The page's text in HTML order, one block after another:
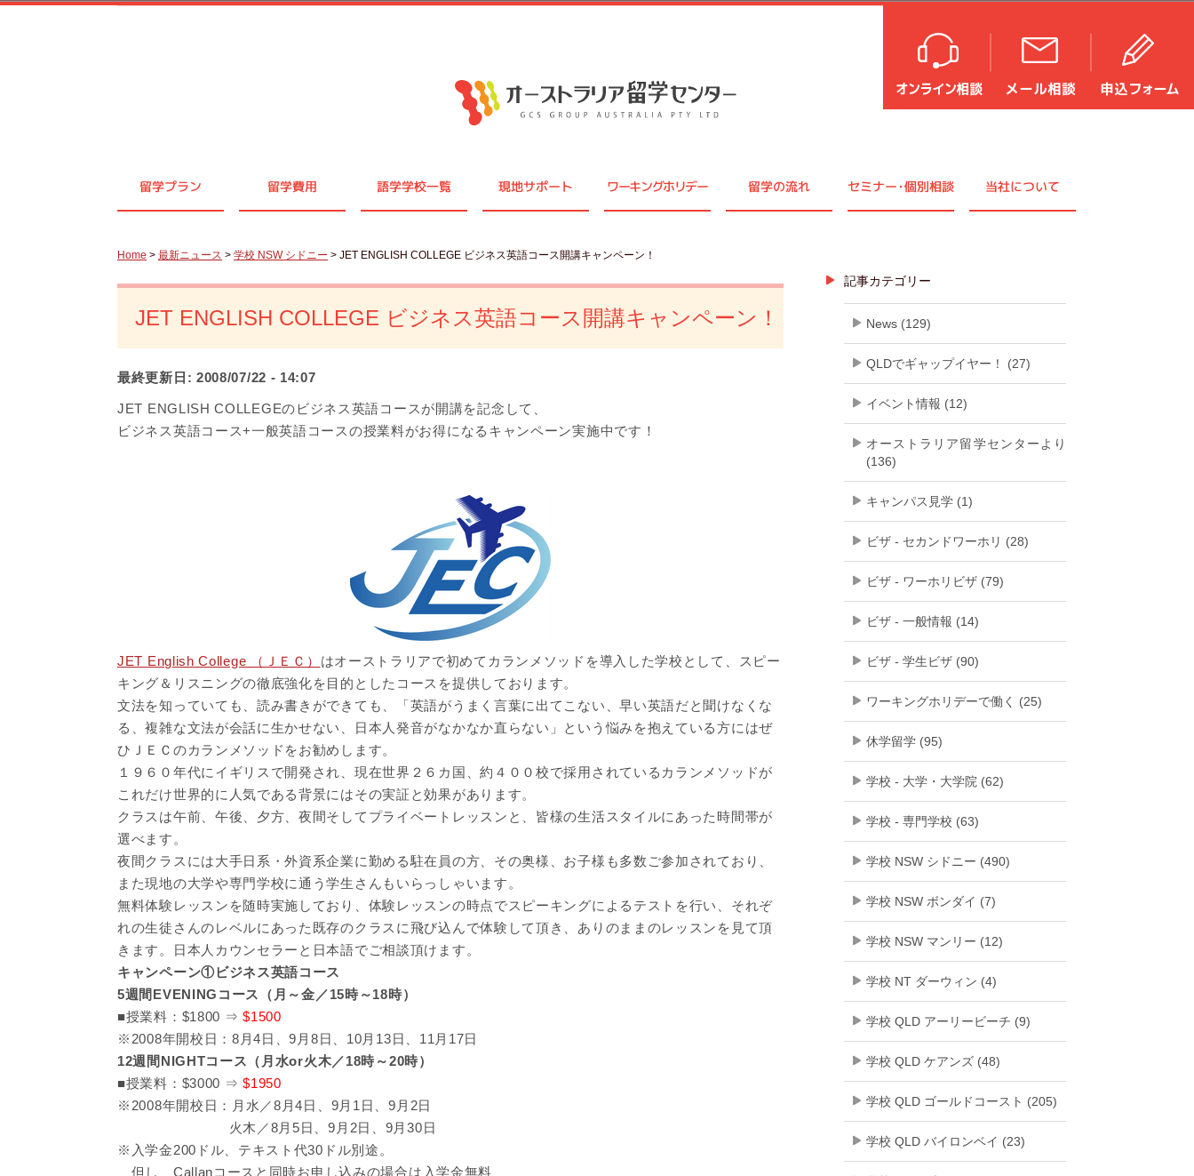
留学プラン 留学費用 語学学校一覧 現地サポート ワーキングホリデー 留学の流れ セミナー・個別相談 当社について
Home > 最新ニュース > 学校 NSW シドニー > JET ENGLISH COLLEGE ビジネス英語コース開講キャンペーン！
JET ENGLISH COLLEGE ビジネス英語コース開講キャンペーン！
最終更新日: 2008/07/22 - 14:07
JET ENGLISH COLLEGEのビジネス英語コースが開講を記念して、
ビジネス英語コース+一般英語コースの授業料がお得になるキャンペーン実施中です！
JET English College （ＪＥＣ） はオーストラリアで初めてカランメソッドを導入した学校として、スピー
キング＆リスニングの徹底強化を目的としたコースを提供しております。
文法を知っていても、読み書きができても、「英語がうまく言葉に出てこない、早い英語だと聞けなくな
る、複雑な文法が会話に生かせない、日本人発音がなかなか直らない」という悩みを抱えている方にはぜ
ひＪＥＣのカランメソッドをお勧めします。
１９６０年代にイギリスで開発され、現在世界２６カ国、約４００校で採用されているカランメソッドが
これだけ世界的に人気である背景にはその実証と効果があります。
クラスは午前、午後、夕方、夜間そしてプライベートレッスンと、皆様の生活スタイルにあった時間帯が
選べます。
夜間クラスには大手日系・外資系企業に勤める駐在員の方、その奥様、お子様も多数ご参加されており、
また現地の大学や専門学校に通う学生さんもいらっしゃいます。
無料体験レッスンを随時実施しており、体験レッスンの時点でスピーキングによるテストを行い、それぞ
れの生徒さんのレベルにあった既存のクラスに飛び込んで体験して頂き、ありのままのレッスンを見て頂
きます。日本人カウンセラーと日本語でご相談頂けます。
キャンペーン①ビジネス英語コース
5週間EVENINGコース（月～金／15時～18時）
■授業料：$1800 ⇒$1500
※2008年開校日：8月4日、9月8日、10月13日、11月17日
12週間NIGHTコース（月水or火木／18時～20時）
■授業料：$3000 ⇒$1950
※2008年開校日：月水／8月4日、9月1日、9月2日
火木／8月5日、9月2日、9月30日
※入学金200ドル、テキスト代30ドル別途。
但し、Callanコースと同時お申し込みの場合は入学金無料
記事カテゴリー
News (129)
QLDでギャップイヤー！ (27)
イベント情報 (12)
オーストラリア留学センターより
(136)
キャンパス見学 (1)
ビザ - セカンドワーホリ (28)
ビザ - ワーホリビザ (79)
ビザ - 一般情報 (14)
ビザ - 学生ビザ (90)
ワーキングホリデーで働く (25)
休学留学 (95)
学校 - 大学・大学院 (62)
学校 - 専門学校 (63)
学校 NSW シドニー (490)
学校 NSW ボンダイ (7)
学校 NSW マンリー (12)
学校 NT ダーウィン (4)
学校 QLD アーリービーチ (9)
学校 QLD ケアンズ (48)
学校 QLD ゴールドコースト (205)
学校 QLD バイロンベイ (23)